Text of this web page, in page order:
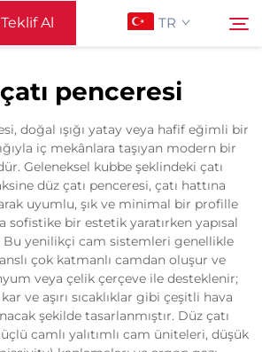
Teklif Al TR
Ara
penceresi
doğal ışığı yatay veya hafif eğimli bir
iç mekânlara taşıyan modern bir
Geleneksel kubbe şeklindeki çatı
düz çatı penceresi, çatı hattına
uyumlu, şık ve minimal bir profille
sofistike bir estetik yaratırken yapısal
yenilikçi cam sistemleri genellikle
çok katmanlı camdan oluşur ve
veya çelik çerçeve ile desteklenir;
ve aşırı sıcaklıklar gibi çeşitli hava
şekilde tasarlanmıştır. Düz çatı
camlı yalıtımlı cam üniteleri, düşük